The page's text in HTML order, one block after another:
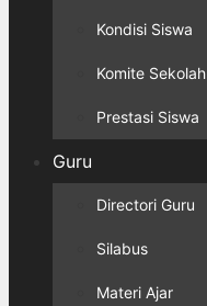
Kondisi Siswa
Komite Sekolah
Prestasi Siswa
Guru
Directori Guru
Silabus
Materi Ajar